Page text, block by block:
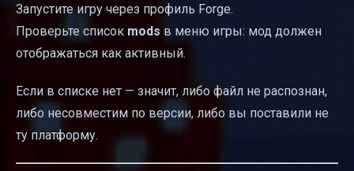
Запустите игру через профиль Forge.
Проверьте список mods в меню игры: мод должен
отображаться как активный.
Если в списке нет — значит, либо файл не распознан,
либо несовместим по версии, либо вы поставили не
ту платформу.